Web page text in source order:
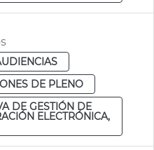
DE PLENO
DE GESTIÓN DE
ELECTRÓNICA,